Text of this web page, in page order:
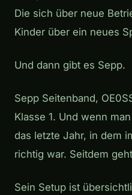
Die sich über neue
Kinder über ein neues
Und dann gibt es Sepp.
Sepp Seitenband,
Klasse 1. Und wenn
das letzte Jahr, in dem
richtig war. Seitdem
Sein Setup ist